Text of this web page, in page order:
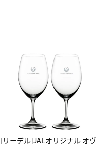
[リーデル]JALオリジナル オヴ